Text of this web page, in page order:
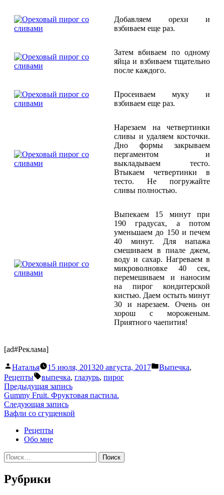
Добавляем орехи и
взбиваем еще раз.
Затем вбиваем по одному
яйца и взбиваем тщательно
после каждого.
Просеиваем муку и
взбиваем еще раз.
Нарезаем на четвертинки
сливы и удаляем косточки.
Дно формы закрываем
пергаментом и
выкладываем тесто.
Втыкаем четвертинки в
тесто. Не погружайте
сливы полностью.
Выпекаем 15 минут при
190 градусах, а потом
уменьшаем до 150 и печем
40 минут. Для напажа
смешиваем в пиале джем,
воду и сахар. Нагреваем в
микроволновке 40 сек,
перемешиваем и наносим
на пирог кондитерской
кистью. Даем остыть минут
30 и нарезаем. Очень он
хорош с мороженым.
Приятного чаепития!
[ad#Реклама]
Написано
автором
Наталья 15 июля, 201320 августа, 2017
Написано
Выпечка,
Рецепты
Метки:
выпечка, глазурь, пирог
Навигация
по
записям
Предыдущая записьПредыдущая
запись:
Gummy Fruit. Фруктовая пастила.
Следующая записьСледующая
запись:
Вафли со сгущенкой
Рецепты
Обо мне
Найти:
Рубрики